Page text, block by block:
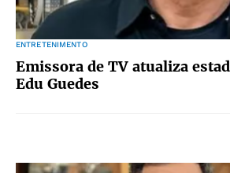
ENTRETENIMENTO
Emissora de TV atualiza
Edu Guedes